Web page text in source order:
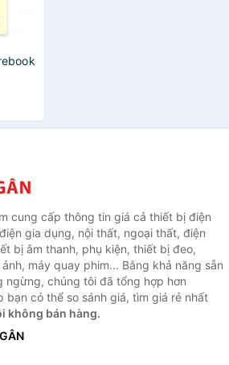
cung cấp thông tin giá cả thiết bị điện
gia dụng, nội thất, ngoại thất, điện
bị âm thanh, phụ kiện, thiết bị đeo,
máy quay phim... Bằng khả năng sẵn
ngừng, chúng tôi đã tổng hợp hơn
bạn có thể so sánh giá, tìm giá rẻ nhất
không bán hàng.